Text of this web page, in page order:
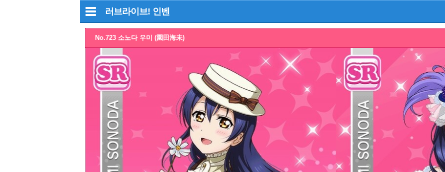
러브라이브! 인벤
No.723 소노다 우미 (園田海未)